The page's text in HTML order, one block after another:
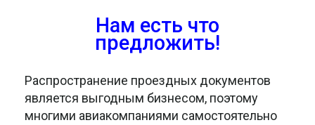
Нам есть что
предложить!
Распространение проездных документов
является выгодным бизнесом, поэтому
многими авиакомпаниями самостоятельно